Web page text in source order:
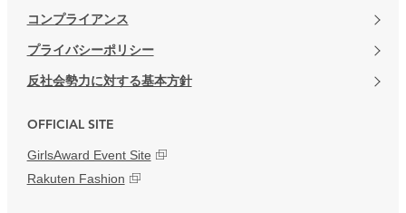
コンプライアンス
プライバシーポリシー
反社会勢力に対する基本方針
OFFICIAL SITE
GirlsAward Event Site
Rakuten Fashion